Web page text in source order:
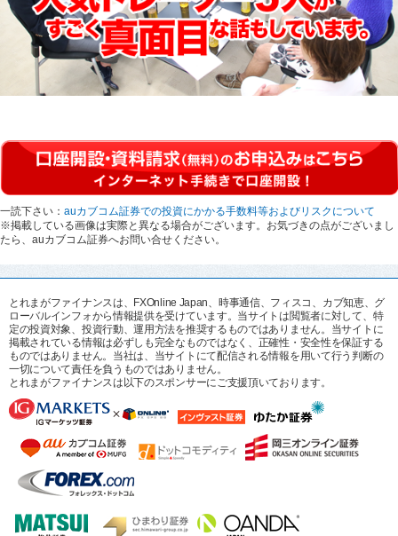
一読下さい： auカブコム証券での投資にかかる手数料等およびリスクについて
※掲載している画像は実際と異なる場合がございます。お気づきの点がございまし
たら、auカブコム証券へお問い合せください。
とれまがファイナンスは、FXOnline Japan、時事通信、フィスコ、カブ知恵、グ
ローバルインフォから情報提供を受けています。当サイトは閲覧者に対して、特
定の投資対象、投資行動、運用方法を推奨するものではありません。当サイトに
掲載されている情報は必ずしも完全なものではなく、正確性・安全性を保証する
ものではありません。当社は、当サイトにて配信される情報を用いて行う判断の
一切について責任を負うものではありません。
とれまがファイナンスは以下のスポンサーにご支援頂いております。